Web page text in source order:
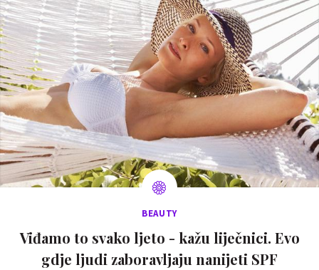
BEAUTY
Viđamo to svako ljeto - kažu liječnici. Evo
gdje ljudi zaboravljaju nanijeti SPF